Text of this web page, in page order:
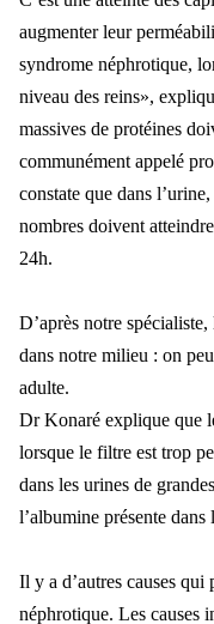
augmenter leur
syndrome néphrotique,
niveau des reins»,
massives de protéines
communément appelé
constate que dans
nombres doivent
24h.
D’après notre
dans notre milieu : on
adulte.
Dr Konaré explique que
lorsque le filtre est trop
dans les urines de
l’albumine présente
Il y a d’autres causes
néphrotique. Les causes